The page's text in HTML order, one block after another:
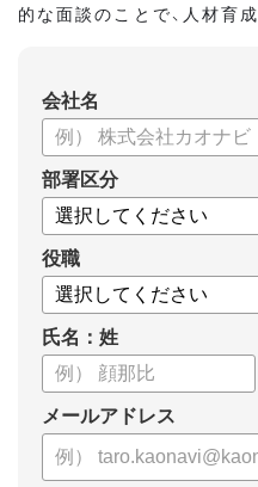
的な面談のことで、人材育成
こちらの資料では、
・1on1とは何か？
・1on1の基本的なやり方
・ 1on1 の基本アジェンダと質
についてまとめましたので、
会社名
部署区分
役職
氏名：姓
メールアドレス